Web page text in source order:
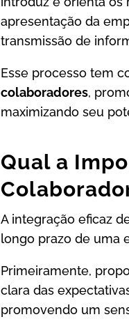
apresentação da
transmissão de
Esse processo tem
colaboradores,
maximizando seu
Qual a
A integração eficaz
longo prazo de uma
Primeiramente,
clara das
promovendo um